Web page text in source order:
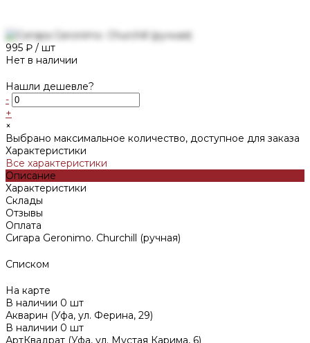
995 ₽ / шт
Нет в наличии
Нашли дешевле?
-
+
×
Выбрано максимальное количество, доступное для заказа
Характеристики
Все характеристики
Описание
Характеристики
Склады
Отзывы
Оплата
Сигара Geronimo. Churchill (ручная)
Списком
На карте
В наличии 0 шт
Акварин (Уфа, ул. Ферина, 29)
В наличии 0 шт
АртКвадрат (Уфа, ул. Мустая Карима, 6)